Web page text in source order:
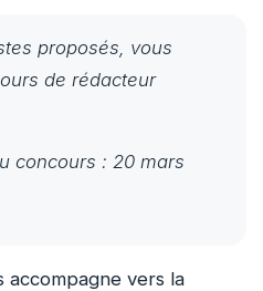
proposés, vous
de rédacteur
concours : 20 mars
accompagne vers la